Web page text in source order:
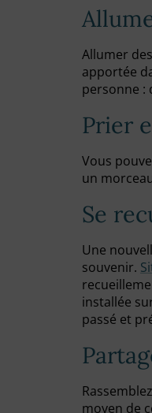
Allumer
apportée
personne :
Prier
Vous
un
Se
Une
souvenir.
installée
passé et
moyen de